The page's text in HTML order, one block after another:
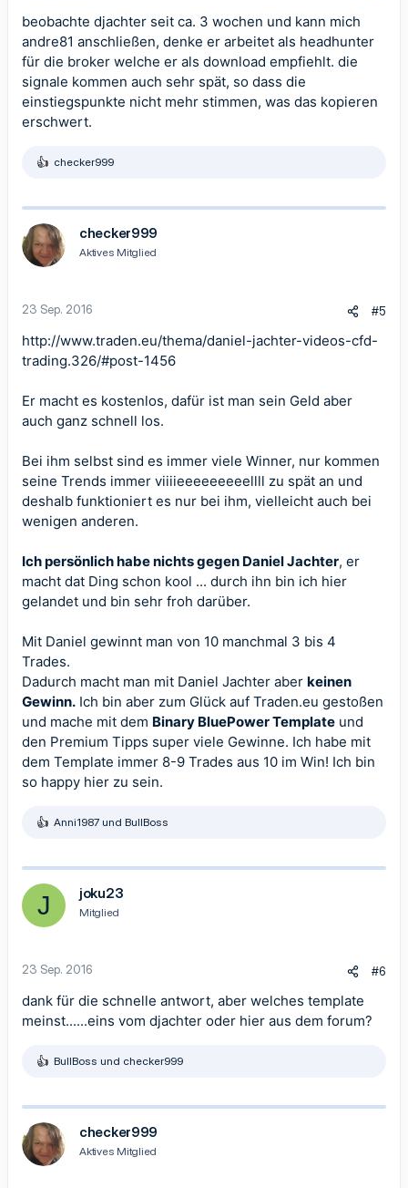
beobachte djachter seit ca. 3 wochen und kann mich
andre81 anschließen, denke er arbeitet als headhunter
für die broker welche er als download empfiehlt. die
signale kommen auch sehr spät, so dass die
einstiegspunkte nicht mehr stimmen, was das kopieren
erschwert.
R
k
t
i
o
n
:
checker999
checker999
Aktives Mitglied
23 Sep. 2016 #5
http://www.traden.eu/thema/daniel-jachter-videos-cfd-
trading.326/#post-1456
Er macht es kostenlos, dafür ist man sein Geld aber
auch ganz schnell los.
Bei ihm selbst sind es immer viele Winner, nur kommen
seine Trends immer viiiieeeeeeeeellll zu spät an und
deshalb funktioniert es nur bei ihm, vielleicht auch bei
wenigen anderen.
Ich persönlich habe nichts gegen Daniel Jachter, er
macht dat Ding schon kool ... durch ihn bin ich hier
gelandet und bin sehr froh darüber.
Mit Daniel gewinnt man von 10 manchmal 3 bis 4
Trades.
Dadurch macht man mit Daniel Jachter aber keinen
Gewinn. Ich bin aber zum Glück auf Traden.eu gestoßen
und mache mit dem Binary BluePower Template und
den Premium Tipps super viele Gewinne. Ich habe mit
dem Template immer 8-9 Trades aus 10 im Win! Ich bin
so happy hier zu sein.
R
k
t
o
n
:
Anni1987 und BullBoss
J joku23
Mitglied
23 Sep. 2016 #6
dank für die schnelle antwort, aber welches template
meinst......eins vom djachter oder hier aus dem forum?
R
k
t
i
o
n
BullBoss und checker999
checker999
Aktives Mitglied